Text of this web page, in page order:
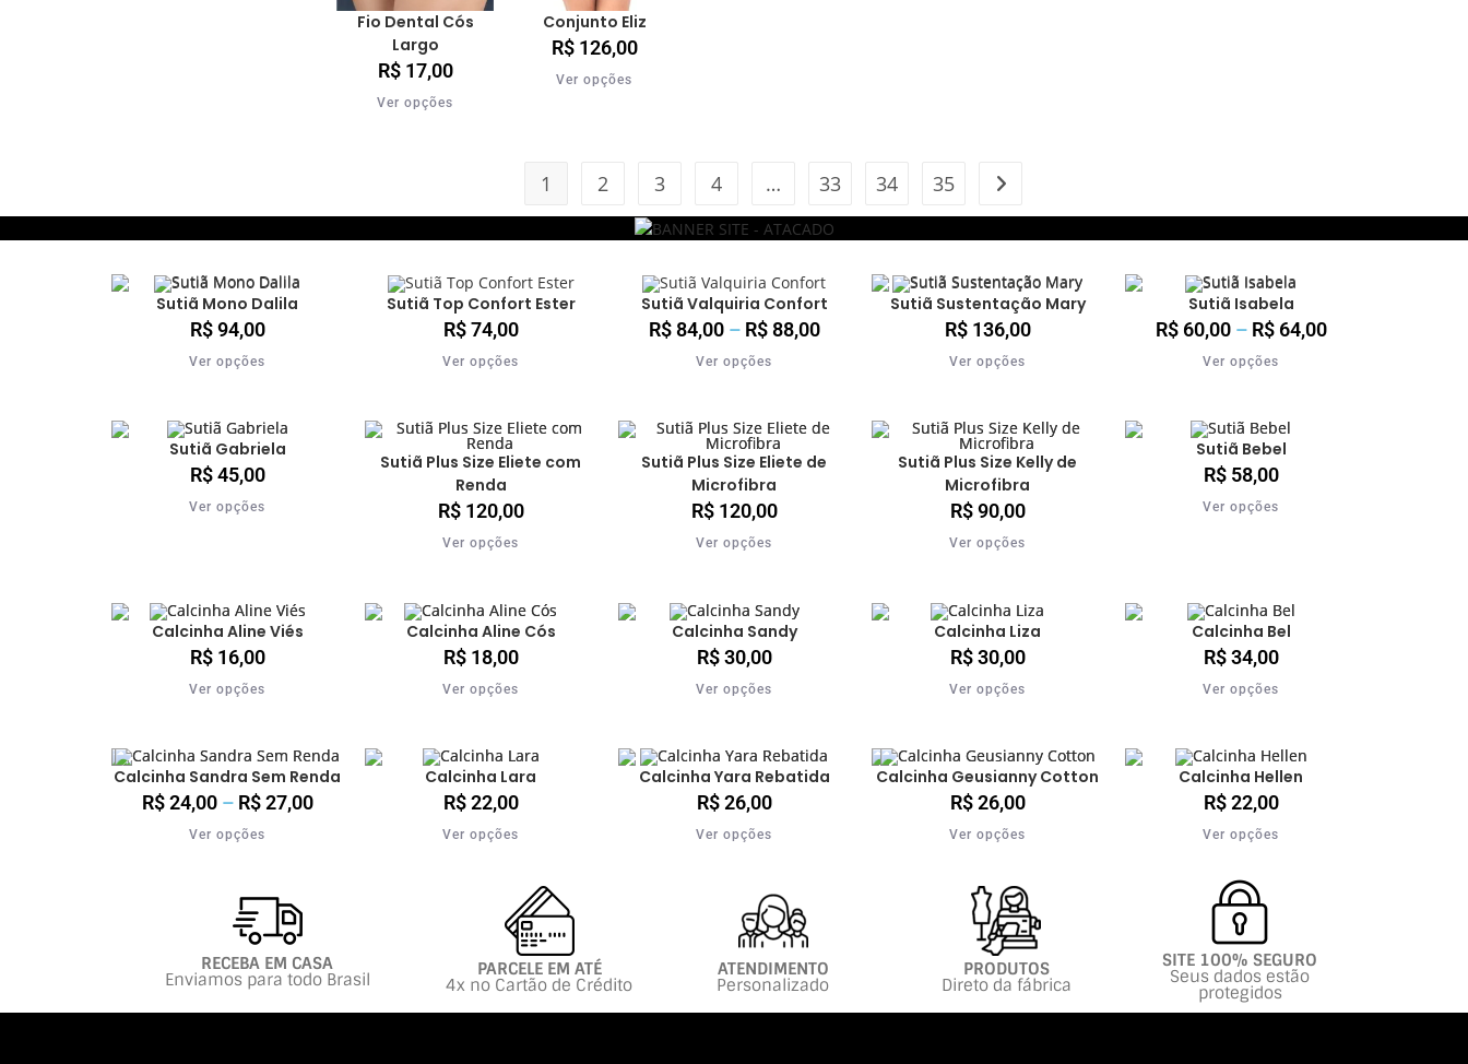
Fio Dental Cós
Largo
R$17,00
Ver opções
Conjunto Eliz
R$126,00
Ver opções
1 2 3 4 … 33 34 35
Sutiã Mono Dalila
R$94,00
Ver opções
Sutiã Top Confort Ester
R$74,00
Ver opções
Sutiã Valquiria Confort
R$84,00 – R$88,00
Ver opções
Sutiã Sustentação Mary
R$136,00
Ver opções
Sutiã Isabela
R$60,00 – R$64,00
Ver opções
Sutiã Gabriela
R$45,00
Ver opções
Sutiã Plus Size Eliete com
Renda
R$120,00
Ver opções
Sutiã Plus Size Eliete de
Microfibra
R$120,00
Ver opções
Sutiã Plus Size Kelly de
Microfibra
R$90,00
Ver opções
Sutiã Bebel
R$58,00
Ver opções
Calcinha Aline Viés
R$16,00
Ver opções
Calcinha Aline Cós
R$18,00
Ver opções
Calcinha Sandy
R$30,00
Ver opções
Calcinha Liza
R$30,00
Ver opções
Calcinha Bel
R$34,00
Ver opções
Calcinha Sandra Sem Renda
R$24,00 – R$27,00
Ver opções
Calcinha Lara
R$22,00
Ver opções
Calcinha Yara Rebatida
R$26,00
Ver opções
Calcinha Geusianny Cotton
R$26,00
Ver opções
Calcinha Hellen
R$22,00
Ver opções
RECEBA EM CASA
Enviamos para todo Brasil PARCELE EM ATÉ
4x no Cartão de Crédito
ATENDIMENTO
Personalizado
PRODUTOS
Direto da fábrica
SITE 100% SEGURO
Seus dados estão
protegidos